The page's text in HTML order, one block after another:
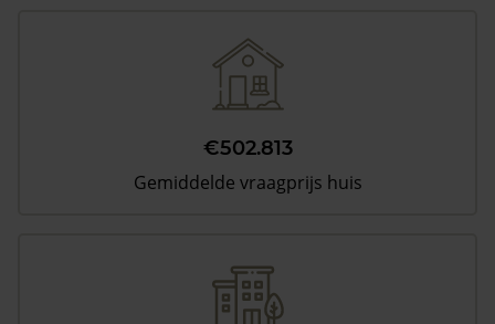
€502.813
Gemiddelde vraagprijs huis